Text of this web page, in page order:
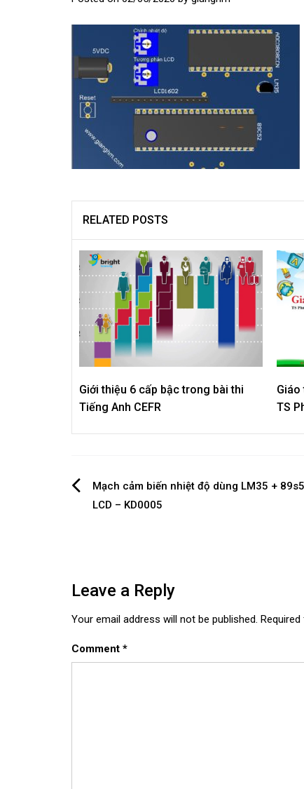
RELATED POSTS
Giới thiệu 6 cấp bậc trong bài thi
Tiếng Anh CEFR
TS
PostMạch cảm biến nhiệt độ dùng LM35 +
LCD – KD0005
Leave a Reply
Your email address will not be published.
Comment *